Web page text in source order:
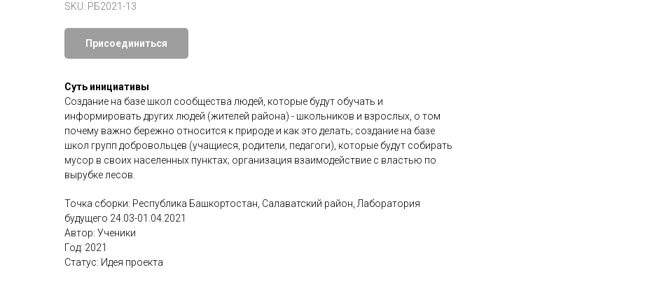
SKU: РБ2021-13
Присоединиться
Суть инициативы
Создание на базе школ сообщества людей, которые будут обучать и
информировать других людей (жителей района) - школьников и взрослых, о том
почему важно бережно относится к природе и как это делать; создание на базе
школ групп добровольцев (учащиеся, родители, педагоги), которые будут собирать
мусор в своих населенных пунктах; организация взаимодействие с властью по
вырубке лесов.
Точка сборки: Республика Башкортостан, Салаватский район, Лаборатория
будущего 24.03-01.04.2021
Автор: Ученики
Год: 2021
Статус: Идея проекта